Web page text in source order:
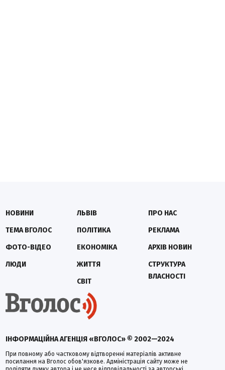
ІНФОРМАЦІЙНА АГЕНЦІЯ «ВГОЛОС» © 2002—2024
При повному або частковому відтворенні матеріалів активне
посилання на Вголос обов'язкове. Адміністрація сайту може не
НОВИНИ
ТЕМА ВГОЛОС
ФОТО-ВІДЕО
ЛЮДИ
ЛЬВІВ
ПОЛІТИКА
ЕКОНОМІКА
ЖИТТЯ
СВІТ
ПРО НАС
РЕКЛАМА
АРХІВ НОВИН
СТРУКТУРА
ВЛАСНОСТІ